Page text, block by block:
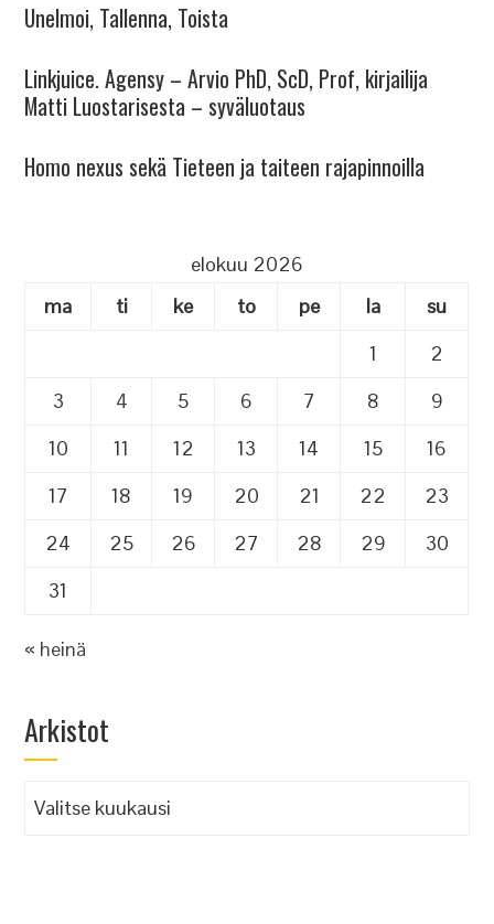
Unelmoi, Tallenna, Toista
Linkjuice. Agensy – Arvio PhD, ScD, Prof, kirjailija
Matti Luostarisesta – syväluotaus
Homo nexus sekä Tieteen ja taiteen rajapinnoilla
elokuu 2026
ma
ti ke to pe la
su
1
2
3
4 5 6 7 8
9
10
11 12 13 14 15
16
17
18 19 20 21 22
23
24
25 26 27 28 29
30
31
« heinä
Arkistot
Arkistot